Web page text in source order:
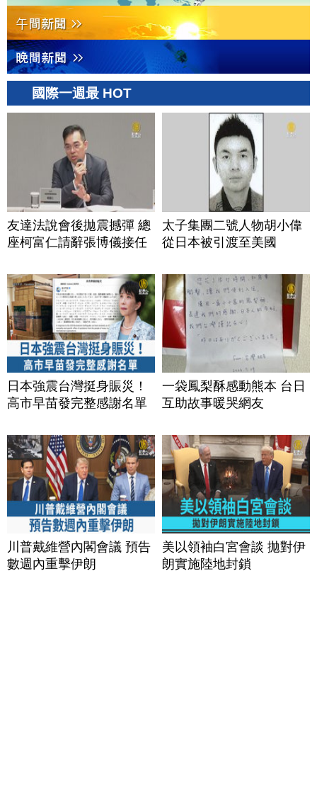
國際一週最 HOT
友達法說會後拋震撼彈 總
座柯富仁請辭張博儀接任
太子集團二號人物胡小偉
從日本被引渡至美國
日本強震台灣挺身賑災！
高市早苗發完整感謝名單
一袋鳳梨酥感動熊本 台日
互助故事暖哭網友
川普戴維營內閣會議 預告
數週內重擊伊朗
美以領袖白宮會談 拋對伊
朗實施陸地封鎖